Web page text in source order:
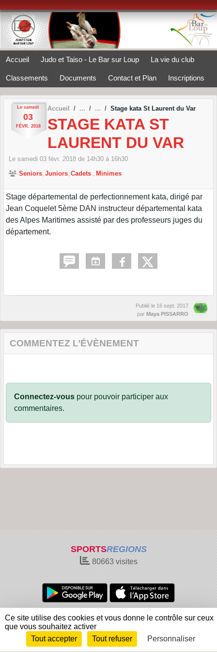
Accueil Judo et Taiso - Le Bar sur Loup La vie du club
Classements Documents Contact et Plan Inscriptions
Le samedi
03
FÉVR. 2018
Accueil Stage kata St Laurent du Var
STAGE KATA ST
LAURENT DU VAR
Le samedi 03 févr. 2018 de 14h30 à 16h30
Seniors Juniors Cadets Minimes
Stage départemental de perfectionnement kata, dirigé par
Jean Coquelet 5ème DAN instructeur départemental kata
des Alpes Maritimes assisté par des professeurs juges du
département.
Publié le 16 sept. 2017
par Maya PISSARRO
COMMENTEZ L’ÉVÈNEMENT
Connectez-vous pour pouvoir participer aux
commentaires.
SPORTSREGIONS
80663visites
Charte cookies
Gestion des cookies
Informations légales
Signaler un contenu inapproprié
Envie de participer ?
Connexion
Ce site utilise des cookies et vous donne le contrôle sur ceux
que vous souhaitez activer
Tout accepter
Tout refuser Personnaliser